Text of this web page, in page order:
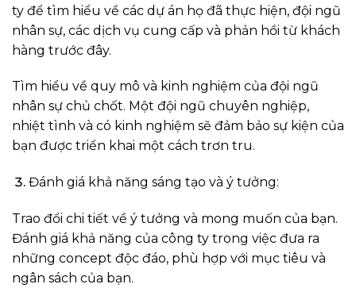
ty để tìm hiểu về các dự án họ đã thực hiện, đội ngũ
nhân sự, các dịch vụ cung cấp và phản hồi từ khách
hàng trước đây.
Tìm hiểu về quy mô và kinh nghiệm của đội ngũ
nhân sự chủ chốt. Một đội ngũ chuyên nghiệp,
nhiệt tình và có kinh nghiệm sẽ đảm bảo sự kiện của
bạn được triển khai một cách trơn tru.
Đánh giá khả năng sáng tạo và ý tưởng:
Trao đổi chi tiết về ý tưởng và mong muốn của bạn.
Đánh giá khả năng của công ty trong việc đưa ra
những concept độc đáo, phù hợp với mục tiêu và
ngân sách của bạn.